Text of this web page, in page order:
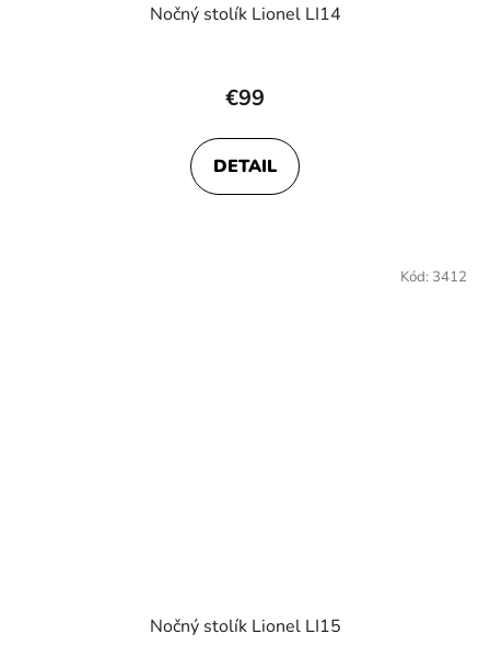
Nočný stolík Lionel LI14
€99
DETAIL
Nočný stolík Lionel LI15
Kód: 3412